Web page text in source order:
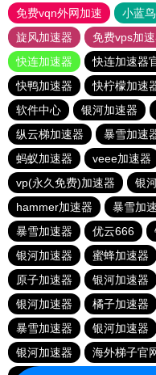
免费vqn外网加速
小蓝鸟
旋风加速器
免费vps加
快连加速器
快连加速器
快鸭加速器
快柠檬加速
软件中心
银河加速器
纵云梯加速器
暴雪加速
蚂蚁加速器
veee加速器
vp(永久免费)加速器
银
hammer加速器
暴雪加
暴雪加速器
优云666
银河加速器
蜜蜂加速器
原子加速器
银河加速器
银河加速器
橘子加速器
暴雪加速器
银河加速器
银河加速器
海外梯子官